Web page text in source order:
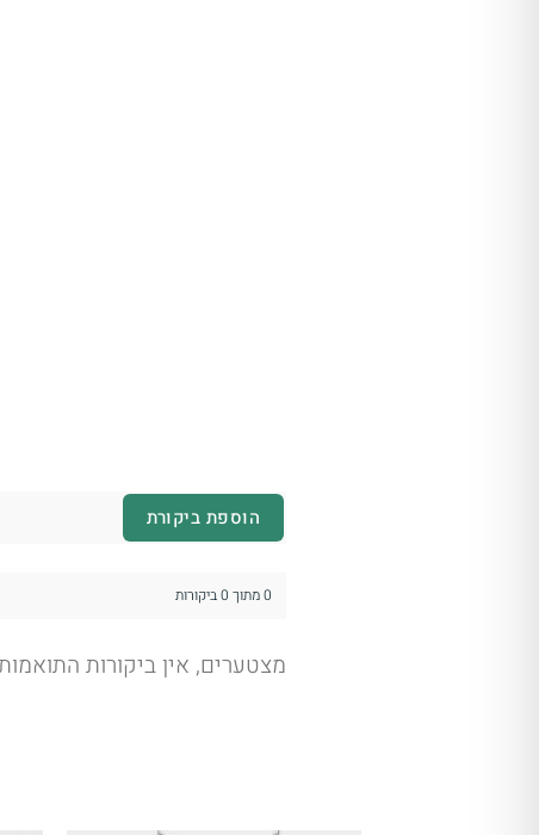
הוספת ביקורת
0 מתוך 0 ביקורות
מצטערים, אין ביקורות